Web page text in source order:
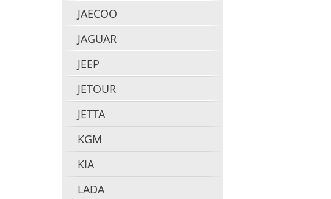
JAECOO
JAGUAR
JEEP
JETOUR
JETTA
KGM
KIA
LADA